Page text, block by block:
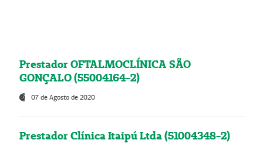
Prestador OFTALMOCLÍNICA SÃO
GONÇALO (55004164-2)
07 de Agosto de 2020
Prestador Clínica Itaipú Ltda (51004348-2)